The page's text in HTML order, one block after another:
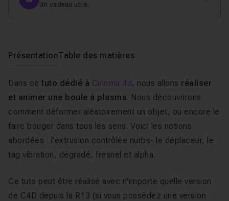
Un cadeau utile.
PrésentationTable des matières
Dans ce tuto dédié à Cinema 4d , nous allons réaliser
et animer une boule à plasma. Nous découvrirons
comment déformer aléatoirement un objet, ou encore le
faire bouger dans tous les sens. Voici les notions
abordées : l'extrusion contrôlée nurbs- le déplaceur, le
tag vibration, dégradé, fresnel et alpha.
Ce tuto peut être réalisé avec n'importe quelle version
de C4D depuis la R13 (si vous possédez une version